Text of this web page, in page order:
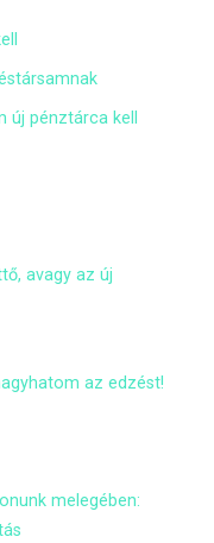
pénztárca kell
avagy az új
az edzést!
melegében: